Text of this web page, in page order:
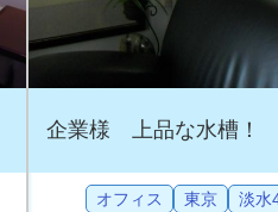
企業様 上品な水槽！
オフィス 東京 淡水